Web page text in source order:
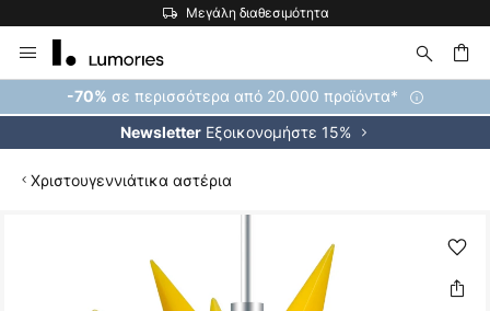
Μεγάλη διαθεσιμότητα
Μετάβαση
στο
περιεχόμενο
-70% σε περισσότερα από 20.000 προϊόντα*
Newsletter Εξοικονομήστε 15%
Χριστουγεννιάτικα αστέρια